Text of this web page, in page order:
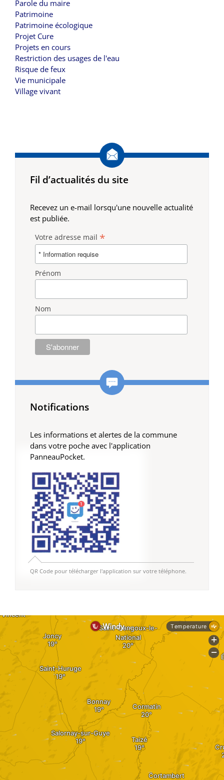
Parole du maire
Patrimoine
Patrimoine écologique
Projet Cure
Projets en cours
Restriction des usages de l'eau
Risque de feux
Vie municipale
Village vivant
Fil d’actualités du site
Recevez un e-mail lorsqu'une nouvelle actualité
est publiée.
Votre adresse mail *
Prénom
Nom
Notifications
Les informations et alertes de la commune
dans votre poche avec l'application
PanneauPocket.
QR Code pour télécharger l'application sur votre téléphone.